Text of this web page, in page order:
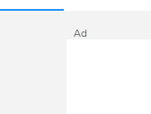
Ad